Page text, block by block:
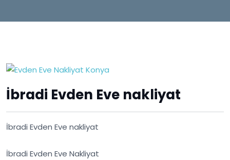
İbradi Evden Eve nakliyat
İbradi Evden Eve nakliyat
İbradi Evden Eve Nakliyat